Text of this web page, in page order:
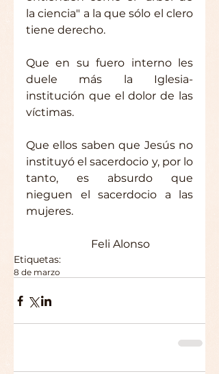
la ciencia" a la que sólo el clero
tiene derecho.
Que en su fuero interno les
duele más la Iglesia-
institución que el dolor de las
víctimas.
Que ellos saben que Jesús no
instituyó el sacerdocio y, por lo
tanto, es absurdo que
nieguen el sacerdocio a las
mujeres.
        Feli Alonso
Etiquetas:
8 de marzo